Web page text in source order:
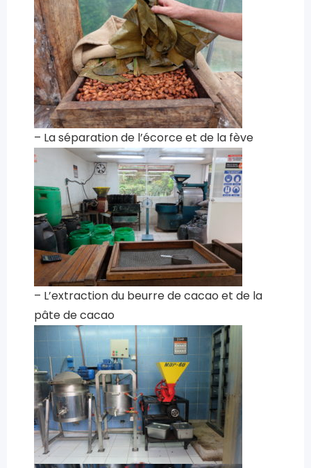
– La séparation de l’écorce et de la fève
– L’extraction du beurre de cacao et de la
pâte de cacao